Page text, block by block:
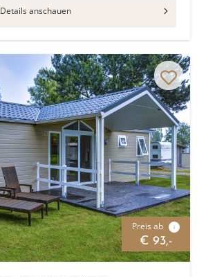
Details anschauen
Preis ab i
€ 93,-